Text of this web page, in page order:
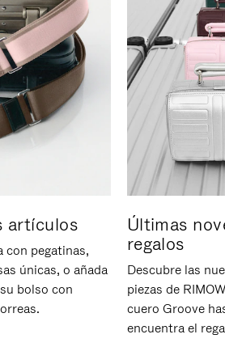
artículos
con pegatinas,
únicas, o añada
bolso con
Últimas
regalos
Descubre las
piezas de
cuero Groove
encuentra el